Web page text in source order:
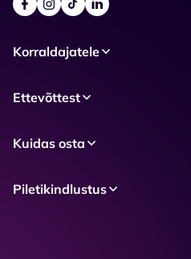
Korraldajatele
Ettevõttest
Kuidas osta
Piletikindlustus